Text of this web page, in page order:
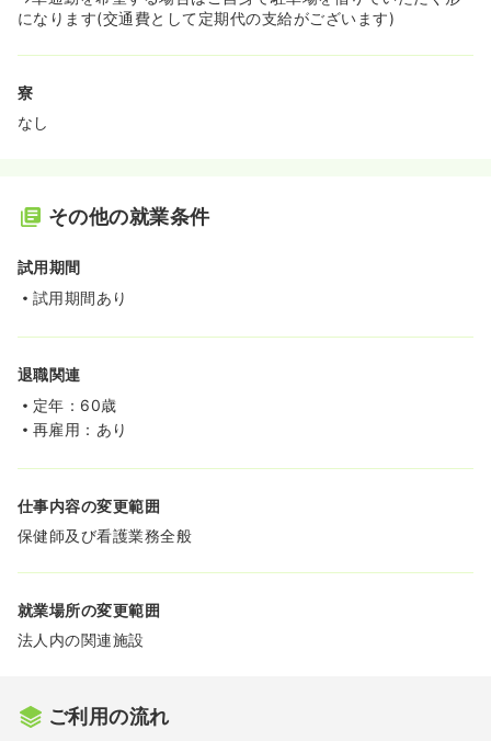
になります(交通費として定期代の支給がございます)
寮
なし
その他の就業条件
試用期間
試用期間あり
退職関連
定年：60歳
再雇用：あり
仕事内容の変更範囲
保健師及び看護業務全般
就業場所の変更範囲
法人内の関連施設
ご利用の流れ